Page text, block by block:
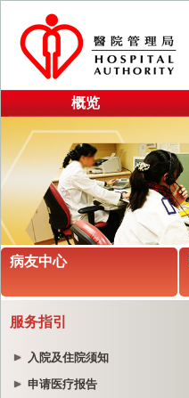
概览
病友中心
服务指引
入院及住院须知
申请医疗报告